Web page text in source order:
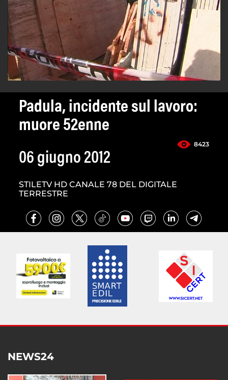
Padula, incidente sul lavoro:
muore 52enne
8423
06 giugno 2012
STILETV HD CANALE 78 DEL DIGITALE
TERRESTRE
NEWS24